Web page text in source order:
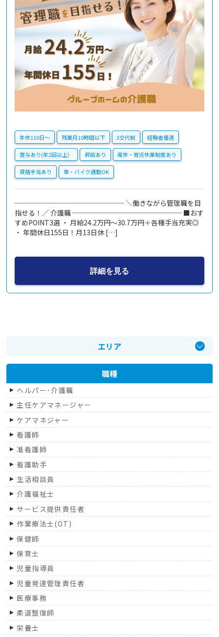
年休110日〜 残業月10時間以下 3交代制 経験者優遇
賞与あり(年2回以上） 昇給あり 産休・育児休業制度あり
資格手当あり 車・バイク通勤OK
──────────────── ＼働きながら管理職を目
指せる！／ 介護職 ──────────────── ■おす
すめPOINT3選 ・ 月給24.2万円～30.7万円＋各種手当充実◎
・ 年間休日155日！月13日休 […]
詳細を見る
エリア
甲府市
笛吹市
南アルプス市
山梨市
中央市
甲州市
昭和町
市川三郷町
富士吉田市
都留市
富士河口湖町
大月市
上野原市
山中湖村
鳴沢村
道志村
韮崎市
北杜市
職種
ヘルパー･介護職
主任ケアマネージャー
ケアマネジャー
看護師
准看護師
看護助手
生活相談員
介護福祉士
サービス提供責任者
作業療法士(OT)
保健師
保育士
児童指導員
児童発達管理責任者
医療事務
柔道整復師
栄養士